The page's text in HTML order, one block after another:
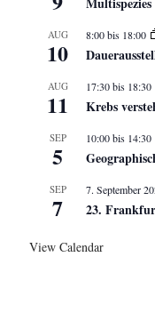
AUG
10
8:00bis 18:00
AUG
11
17:30bis 18:30
Krebs
SEP
5
10:00bis 14:30
SEP
7
7. September
23.
View Calendar